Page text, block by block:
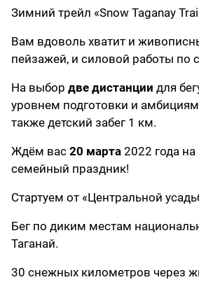
Зимний трейл «Snow Taganay
Вам вдоволь хватит и
пейзажей, и силовой работы
На выбор две дистанции для
уровнем подготовки и
также детский забег 1 км.
Ждём вас 20 марта 2022 года
семейный праздник!
Стартуем от «Центральной
Бег по диким местам
Таганай.
30 снежных километров через